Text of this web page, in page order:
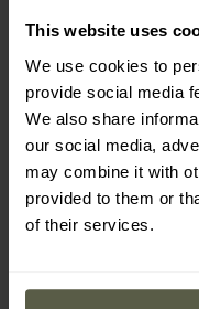
This website uses
We use cookies to
provide social media
We also share
our social media,
may combine it with
provided to them or
of their services.
Плитоноска
Plate Carrier LT042/
Flecktarn
Час
відправлення:
14 647,00 грн